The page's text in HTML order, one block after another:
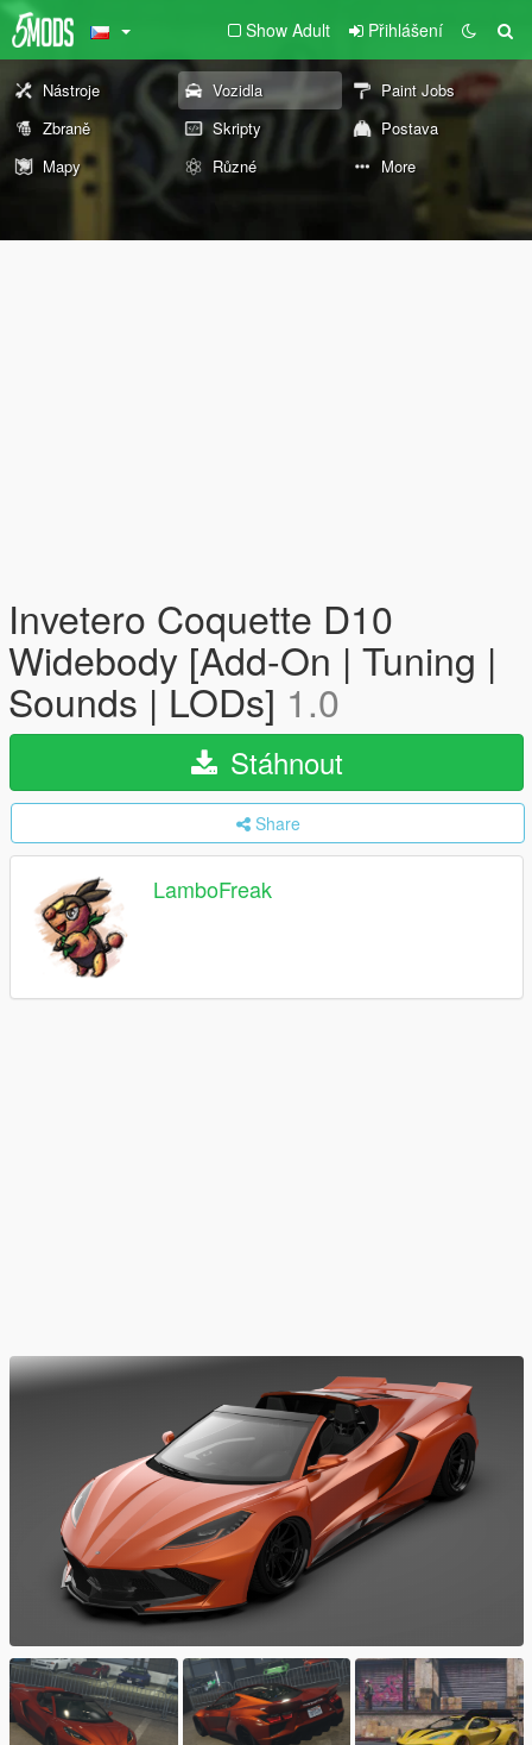
Show Adult Přihlášení
Nástroje Vozidla
Paint Jobs
Zbraně
Skripty
Postava
Mapy
Různé More
Invetero Coquette D10
Widebody [Add-On | Tuning |
Sounds | LODs] 1.0
Stáhnout
Share
LamboFreak